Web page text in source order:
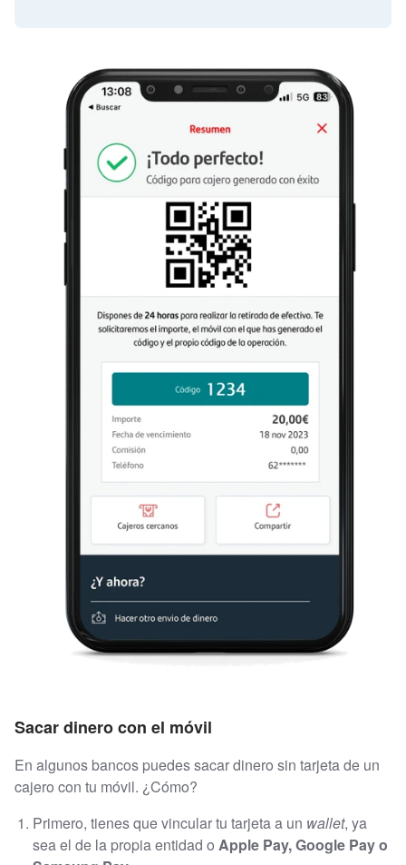
Sacar dinero con el móvil
En algunos bancos puedes sacar dinero sin tarjeta de un
cajero con tu móvil. ¿Cómo?
Primero, tienes que vincular tu tarjeta a un wallet, ya
sea el de la propia entidad o Apple Pay, Google Pay o